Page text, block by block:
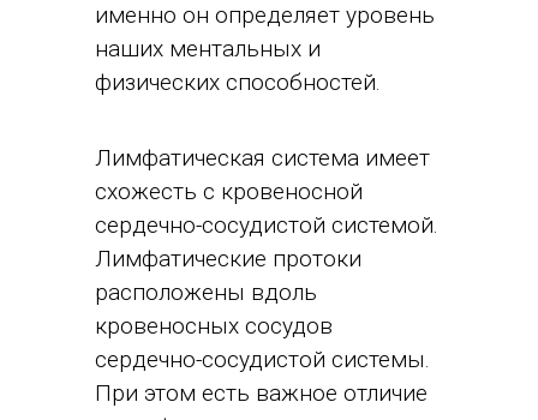
именно он определяет уровень
наших ментальных и
физических способностей.
Лимфатическая система имеет
схожесть с кровеносной
сердечно-сосудистой системой.
Лимфатические протоки
расположены вдоль
кровеносных сосудов
сердечно-сосудистой системы.
При этом есть важное отличие